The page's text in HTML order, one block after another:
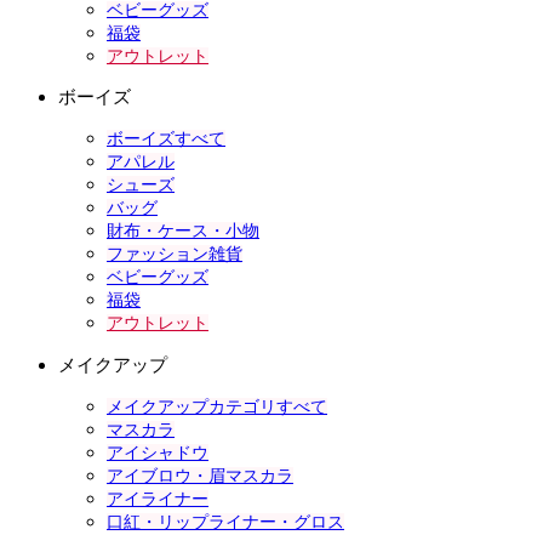
ベビーグッズ
福袋
アウトレット
ボーイズ
ボーイズすべて
アパレル
シューズ
バッグ
財布・ケース・小物
ファッション雑貨
ベビーグッズ
福袋
アウトレット
メイクアップ
メイクアップカテゴリすべて
マスカラ
アイシャドウ
アイブロウ・眉マスカラ
アイライナー
口紅・リップライナー・グロス